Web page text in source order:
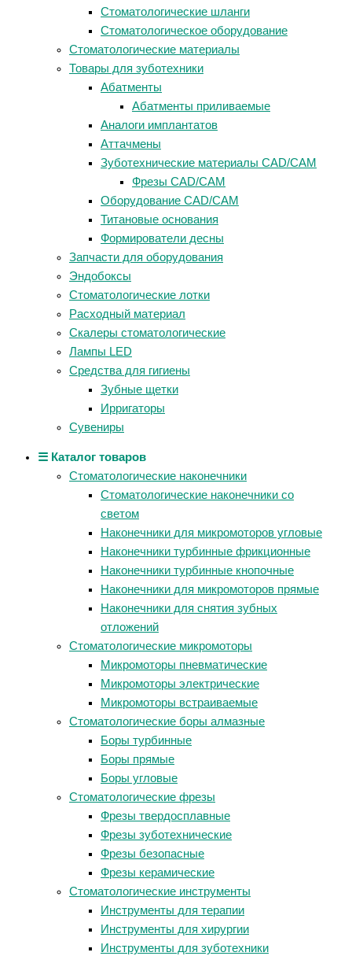
Стоматологические шланги
Стоматологическое оборудование
Стоматологические материалы
Товары для зуботехники
Абатменты
Абатменты приливаемые
Аналоги имплантатов
Аттачмены
Зуботехнические материалы CAD/CAM
Фрезы CAD/CAM
Оборудование CAD/CAM
Титановые основания
Формирователи десны
Запчасти для оборудования
Эндобоксы
Стоматологические лотки
Расходный материал
Скалеры стоматологические
Лампы LED
Средства для гигиены
Зубные щетки
Ирригаторы
Сувениры
☰ Каталог товаров
Стоматологические наконечники
Стоматологические наконечники со
светом
Наконечники для микромоторов угловые
Наконечники турбинные фрикционные
Наконечники турбинные кнопочные
Наконечники для микромоторов прямые
Наконечники для снятия зубных
отложений
Стоматологические микромоторы
Микромоторы пневматические
Микромоторы электрические
Микромоторы встраиваемые
Стоматологические боры алмазные
Боры турбинные
Боры прямые
Боры угловые
Стоматологические фрезы
Фрезы твердосплавные
Фрезы зуботехнические
Фрезы безопасные
Фрезы керамические
Стоматологические инструменты
Инструменты для терапии
Инструменты для хирургии
Инструменты для зуботехники